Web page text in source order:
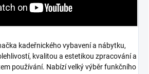
kadeřnického vybavení a nábytku,
kvalitou a estetikou zpracování a
používání. Nabízí velký výběr funkčního